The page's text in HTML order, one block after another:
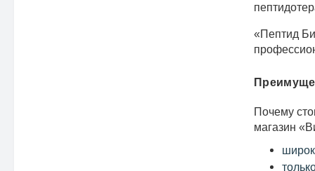
«Пептид
Почему
магазин